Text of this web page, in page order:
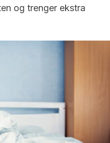
og trenger ekstra